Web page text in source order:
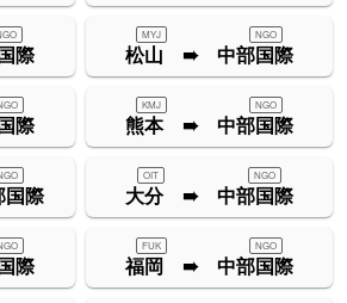
際 松山 ➠ 中部国際
MYJ NGO
際 熊本 ➠ 中部国際
KMJ NGO
際 大分 ➠ 中部国際
OIT NGO
際 福岡 ➠ 中部国際
FUK NGO